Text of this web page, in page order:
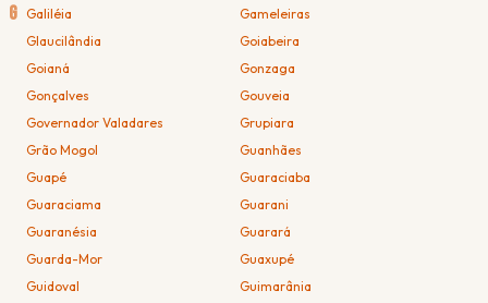
G Galiléia
Gameleiras
Glaucilândia
Goiabeira
Goianá
Gonzaga
Gonçalves
Gouveia
Governador Valadares
Grupiara
Grão Mogol
Guanhães
Guapé
Guaraciaba
Guaraciama
Guarani
Guaranésia
Guarará
Guarda-Mor
Guaxupé
Guidoval
Guimarânia